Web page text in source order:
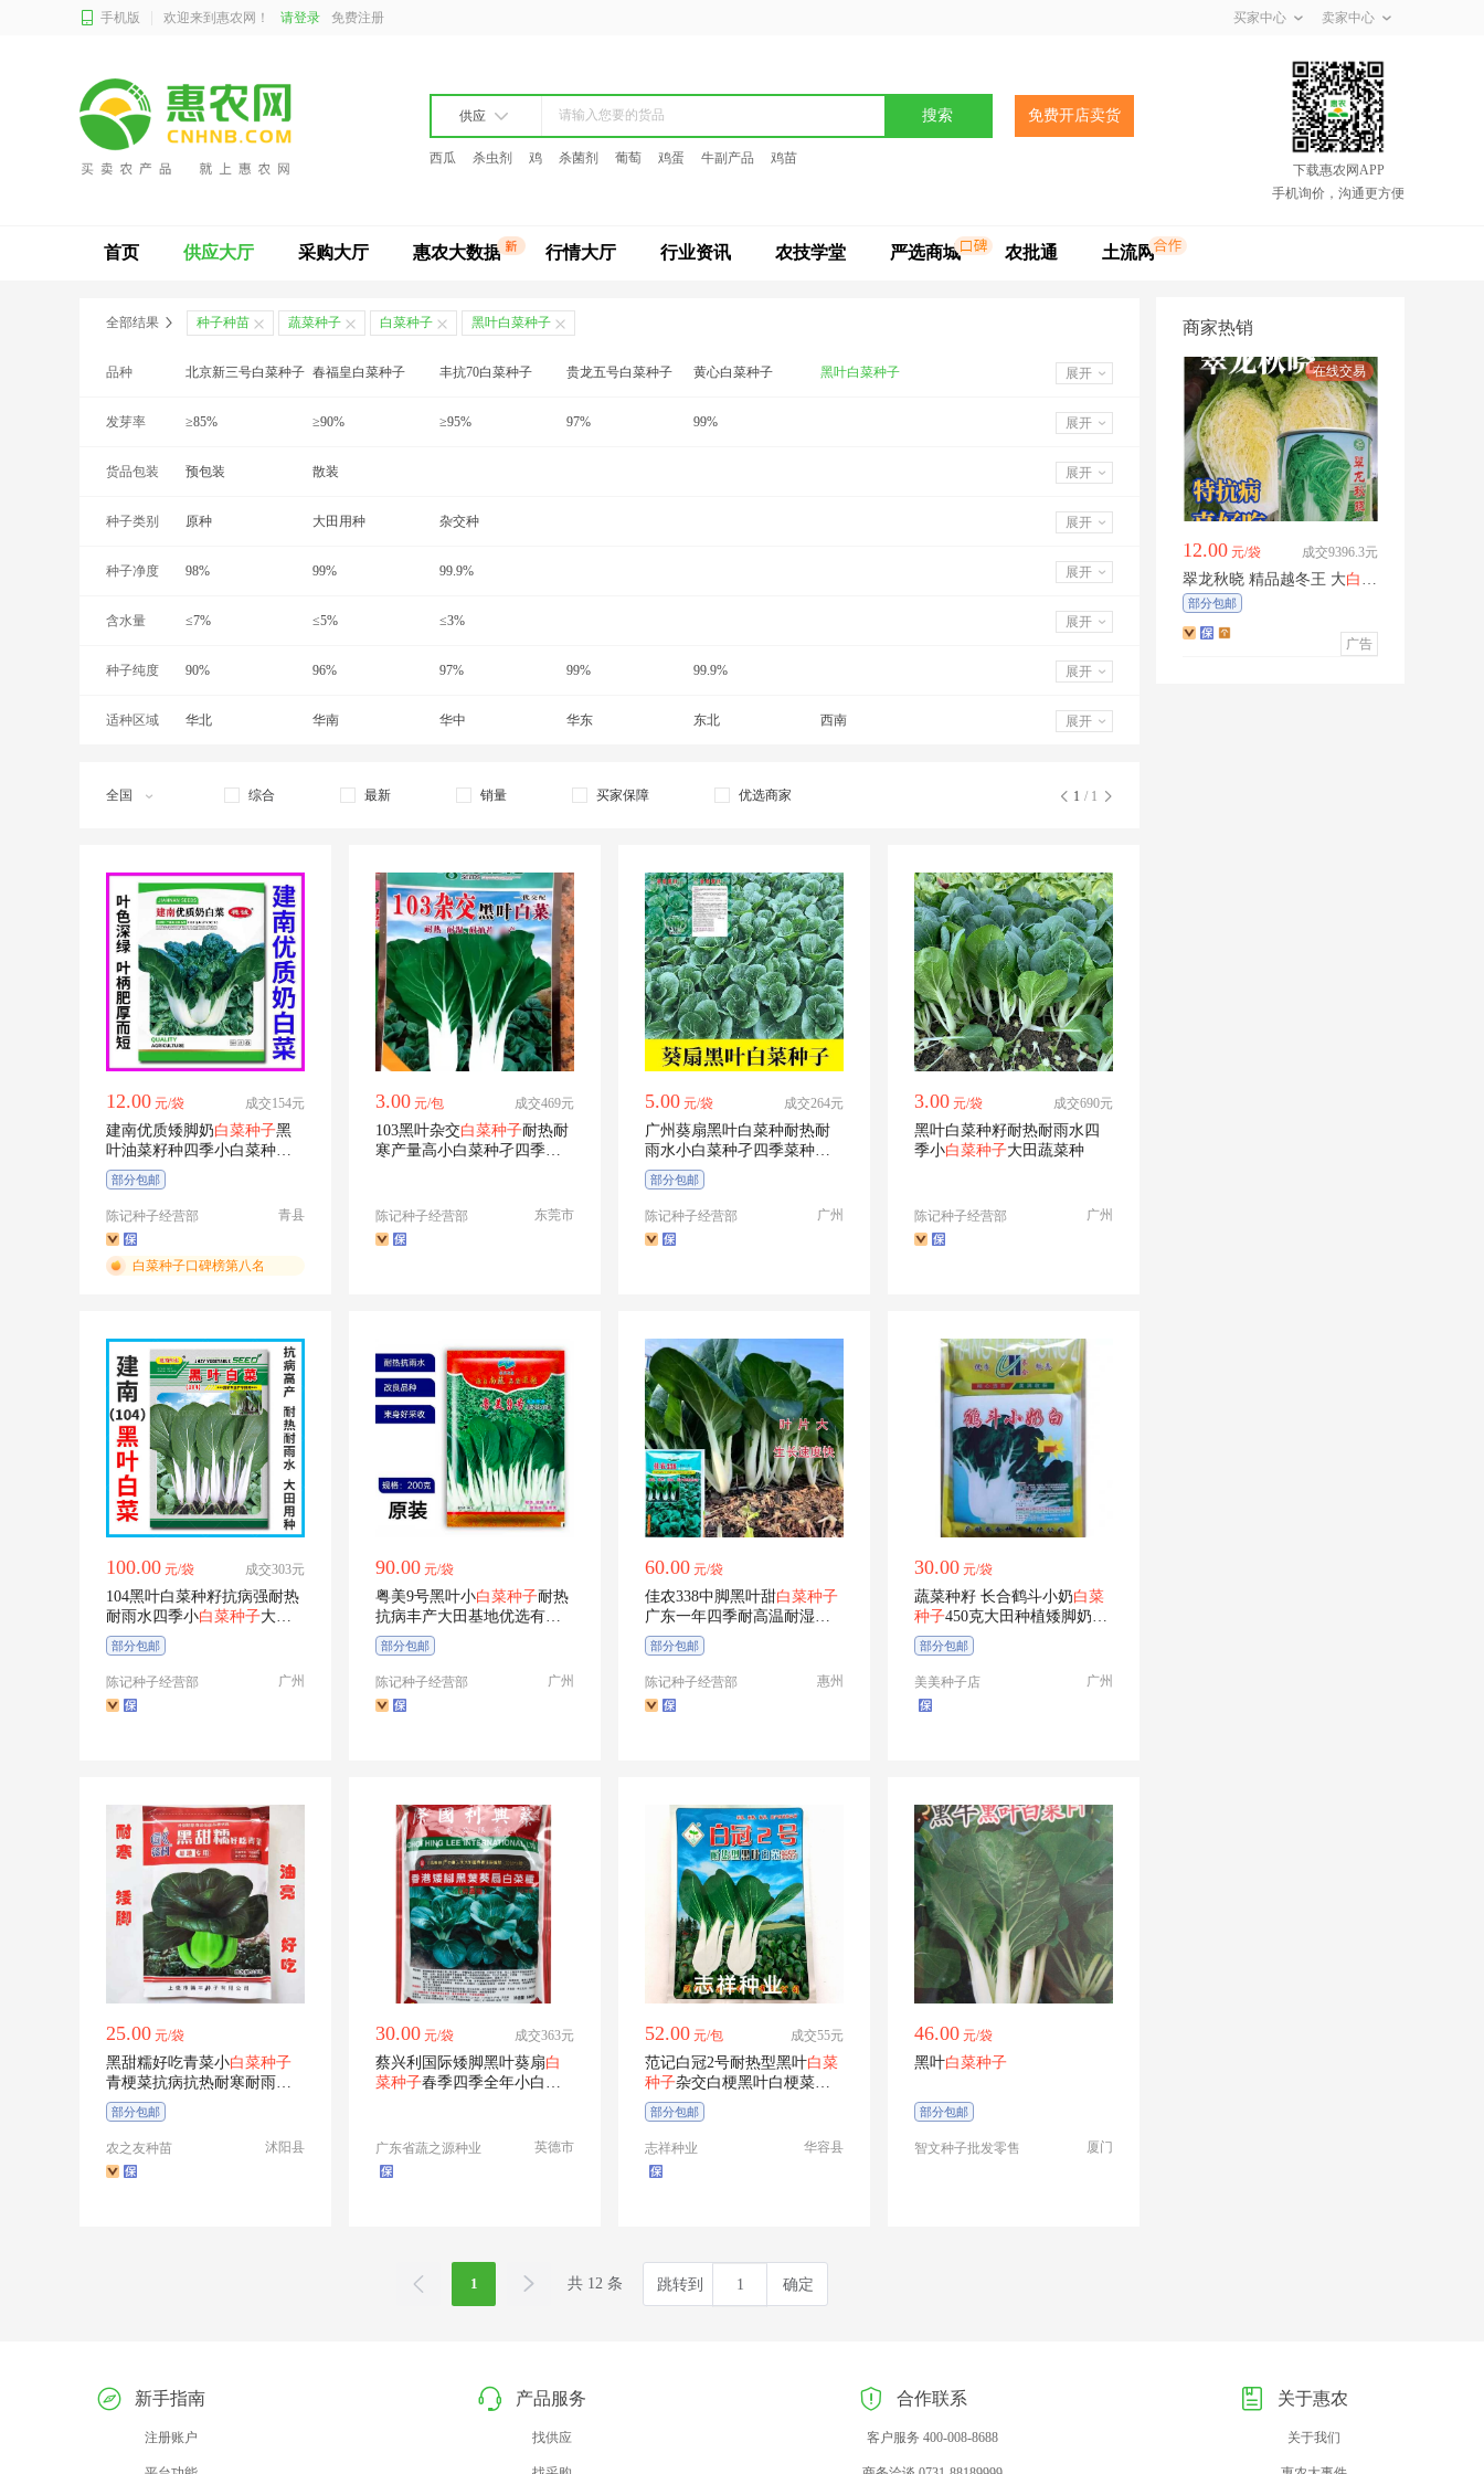
手机版 欢迎来到惠农网！ 请登录 免费注册 买家中心 卖家中心
供应 搜索 免费开店卖货
西瓜 杀虫剂 鸡 杀菌剂 葡萄 鸡蛋 牛副产品
鸡苗
下载惠农网APP
手机询价，沟通更方便
首页 供应大厅 采购大厅 惠农大数据 行情大厅 行业资讯 农技学堂 严选商城 农批通 土流网
全部结果 种子种苗 蔬菜种子 白菜种子 黑叶白菜种子
品种 北京新三号白菜种子 春福皇白菜种子 丰抗70白菜种子 贵龙五号白菜种子 黄心白菜种子 黑叶白菜种子
黑油白菜种子 金秋菊白菜种子 快菜种子 秋宝白菜种子 青梗菜种子
青杂三号白菜种子 夏冠白菜种子
展开
发芽率 ≥85% ≥90% ≥95% 97% 99% 展开
货品包装 预包装 散装 展开
种子类别 原种 大田用种 杂交种 展开
种子净度 98% 99% 99.9% 展开
含水量 ≤7% ≤5% ≤3% 展开
种子纯度 90% 96% 97% 99% 99.9% 展开
适种区域 华北 华南 华中 华东 东北 西南 展开
全国 综合 最新 销量 买家保障 优选商家 1 / 1
12.00 元/袋 成交154元
建南优质矮脚奶白菜种子黑
叶油菜籽种四季小白菜种籽
青菜蔬菜种孑
部分包邮
陈记种子经营部 青县
白菜种子口碑榜第八名
3.00 元/包 成交469元
103黑叶杂交白菜种子耐热耐
寒产量高小白菜种孑四季蔬
陈记种子经营部 东莞市
5.00 元/袋 成交264元
广州葵扇黑叶白菜种耐热耐
雨水小白菜种孑四季菜种籽
蔬菜种子
部分包邮
陈记种子经营部 广州
3.00 元/袋 成交690元
黑叶白菜种籽耐热耐雨水四
季小白菜种子大田蔬菜种
陈记种子经营部 广州
100.00 元/袋 成交303元
104黑叶白菜种籽抗病强耐热
耐雨水四季小白菜种子大田
蔬菜种
部分包邮
陈记种子经营部 广州
90.00 元/袋
粤美9号黑叶小白菜种子耐热
抗病丰产大田基地优选有机
白菜蔬菜籽
部分包邮
陈记种子经营部 广州
60.00 元/袋
佳农338中脚黑叶甜白菜种子
广东一年四季耐高温耐湿小
白菜
部分包邮
陈记种子经营部 惠州
30.00 元/袋
蔬菜种籽 长合鹤斗小奶白菜
种子450克大田种植矮脚奶白
菜菜味
部分包邮
美美种子店 广州
25.00 元/袋
黑甜糯好吃青菜小白菜种子
青梗菜抗病抗热耐寒耐雨四
季播青菜种籽
部分包邮
农之友种苗 沭阳县
30.00 元/袋 成交363元
蔡兴利国际矮脚黑叶葵扇白
菜种子春季四季全年小白菜
广东省蔬之源种业 英德市
52.00 元/包 成交55元
范记白冠2号耐热型黑叶白菜
种子杂交白梗黑叶白梗菜种
籽200克
部分包邮
志祥种业 华容县
46.00 元/袋
黑叶白菜种子
部分包邮
智文种子批发零售 厦门
1 共 12 条 跳转到 确定
商家热销
广告
12.00 元/袋 成交9396.3元
翠龙秋晓 精品越冬王 大白菜
种子
部分包邮
新手指南
注册账户
产品服务
找供应
合作联系
客户服务 400-008-8688
关于惠农
关于我们